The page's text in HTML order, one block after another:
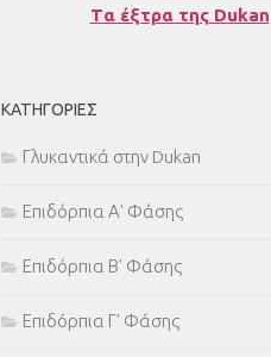
Tα έξτρα της Dukan
ΚΑΤΗΓΟΡΊΕΣ
Γλυκαντικά στην Dukan
Επιδόρπια Α' Φάσης
Επιδόρπια Β' Φάσης
Επιδόρπια Γ' Φάσης